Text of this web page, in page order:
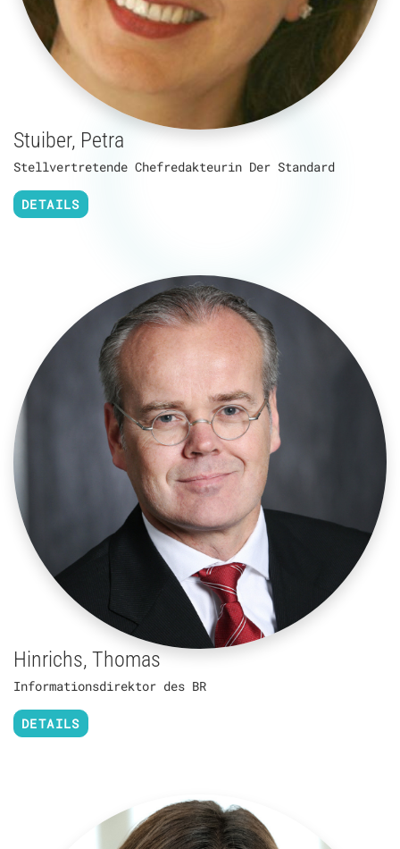
Stuiber, Petra
Stellvertretende Chefredakteurin Der Standard
DETAILS
Hinrichs, Thomas
Informationsdirektor des BR
DETAILS